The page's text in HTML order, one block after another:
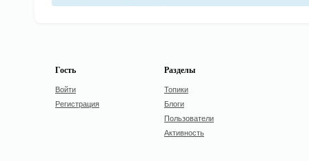
Гость
Войти
Регистрация
Разделы
Топики
Блоги
Пользователи
Активность